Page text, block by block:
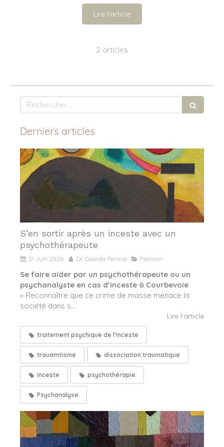
Lire l'article
2 articles
Rechercher
Derniers articles
S’en sortir après un inceste avec un
psychothérapeute
21 Juin 2026 Dr. Ouarda Ferlicot Féminin
Se faire aider par un psychothérapeute ou un
psychanalyste en cas d’inceste à Courbevoie
« Reconnaître que ce crime de masse menace la
société dans s...
Lire l'article
traitement psychique de l'inceste
trauamtisme dissociation traumatique
inceste psychothérapie
Psychanalyse